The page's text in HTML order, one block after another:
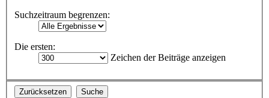
Suchzeitraum begrenzen:
Die ersten:
Zeichen der Beiträge anzeigen